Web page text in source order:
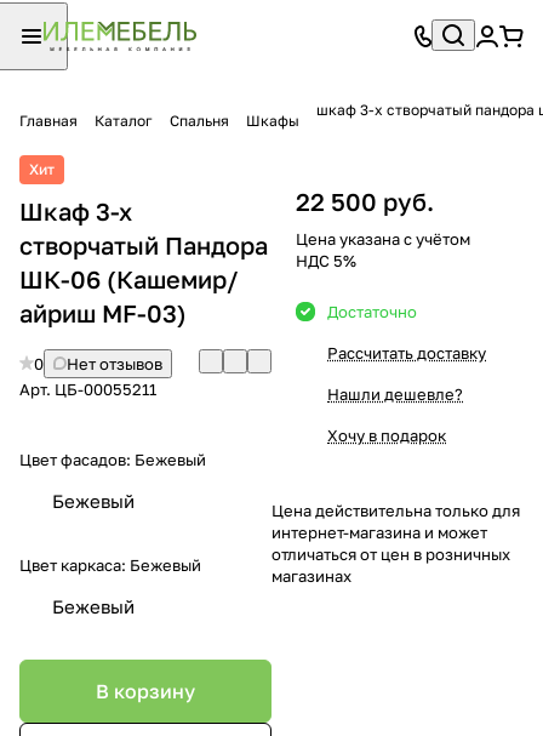
Главная Каталог Спальня Шкафы
шкаф 3-х створчатый пандора
Хит
Шкаф 3-х
створчатый Пандора
ШК-06 (Кашемир/
айриш MF-03)
0
Нет отзывов
Арт. ЦБ-00055211
Цвет фасадов: Бежевый
Бежевый
Цвет каркаса: Бежевый
Бежевый
В корзину
22 500 руб.
Цена указана с учётом
НДС 5%
Достаточно
Рассчитать доставку
Нашли дешевле?
Хочу в подарок
Цена действительна только для
интернет-магазина и может
отличаться от цен в розничных
магазинах